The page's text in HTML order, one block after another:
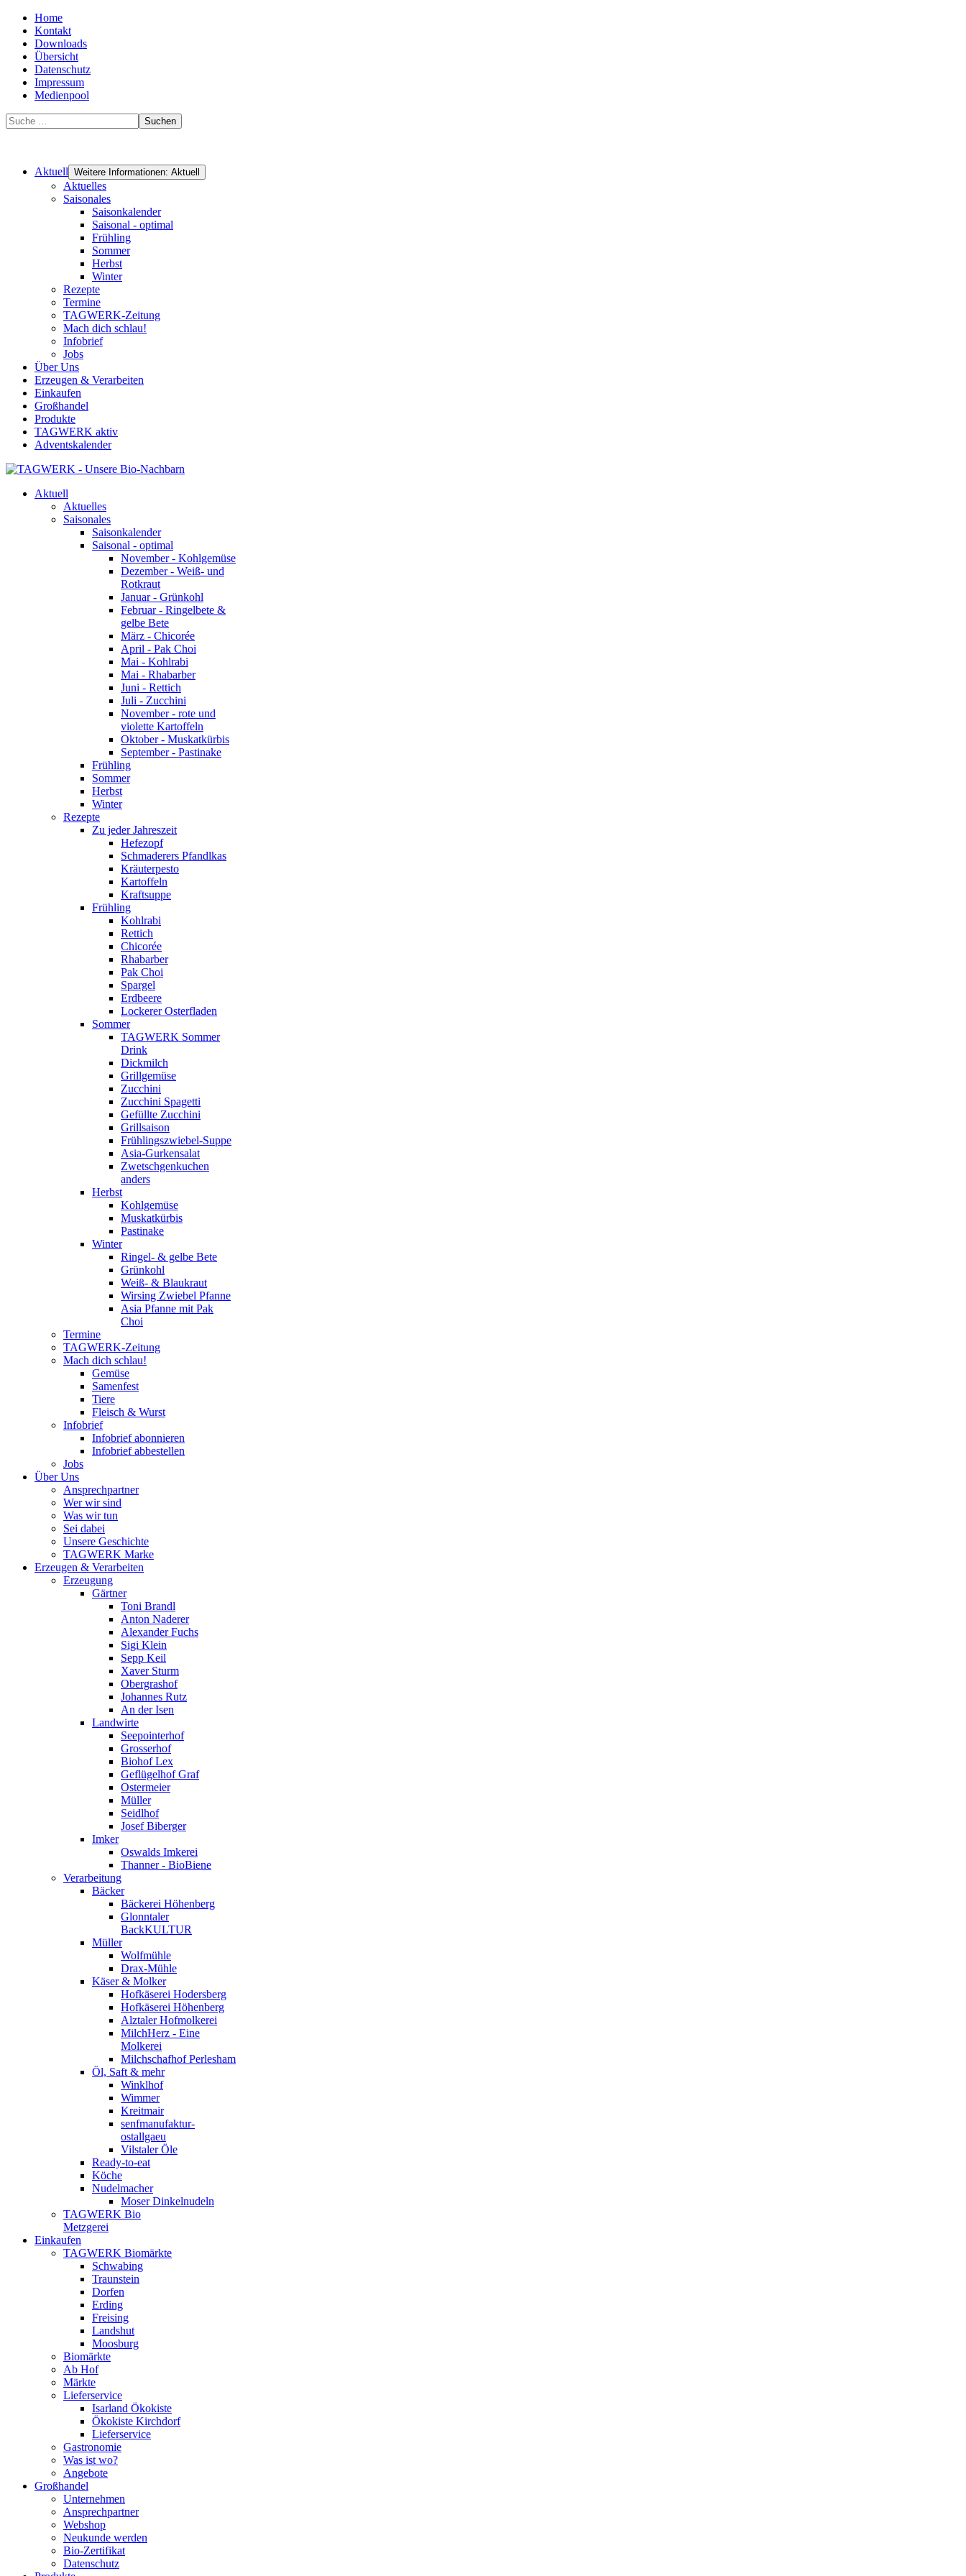
Home
Kontakt
Downloads
Übersicht
Datenschutz
Impressum
Medienpool
Suchen
Aktuell Weitere Informationen: Aktuell
Aktuelles
Saisonales
Saisonkalender
Saisonal - optimal
Frühling
Sommer
Herbst
Winter
Rezepte
Termine
TAGWERK-Zeitung
Mach dich schlau!
Infobrief
Jobs
Über Uns
Erzeugen & Verarbeiten
Einkaufen
Großhandel
Produkte
TAGWERK aktiv
Adventskalender
Aktuell
Aktuelles
Saisonales
Saisonkalender
Saisonal - optimal
November - Kohlgemüse
Dezember - Weiß- und
Rotkraut
Januar - Grünkohl
Februar - Ringelbete &
gelbe Bete
März - Chicorée
April - Pak Choi
Mai - Kohlrabi
Mai - Rhabarber
Juni - Rettich
Juli - Zucchini
November - rote und
violette Kartoffeln
Oktober - Muskatkürbis
September - Pastinake
Frühling
Sommer
Herbst
Winter
Rezepte
Zu jeder Jahreszeit
Hefezopf
Schmaderers Pfandlkas
Kräuterpesto
Kartoffeln
Kraftsuppe
Frühling
Kohlrabi
Rettich
Chicorée
Rhabarber
Pak Choi
Spargel
Erdbeere
Lockerer Osterfladen
Sommer
TAGWERK Sommer
Drink
Dickmilch
Grillgemüse
Zucchini
Zucchini Spagetti
Gefüllte Zucchini
Grillsaison
Frühlingszwiebel-Suppe
Asia-Gurkensalat
Zwetschgenkuchen
anders
Herbst
Kohlgemüse
Muskatkürbis
Pastinake
Winter
Ringel- & gelbe Bete
Grünkohl
Weiß- & Blaukraut
Wirsing Zwiebel Pfanne
Asia Pfanne mit Pak
Choi
Termine
TAGWERK-Zeitung
Mach dich schlau!
Gemüse
Samenfest
Tiere
Fleisch & Wurst
Infobrief
Infobrief abonnieren
Infobrief abbestellen
Jobs
Über Uns
Ansprechpartner
Wer wir sind
Was wir tun
Sei dabei
Unsere Geschichte
TAGWERK Marke
Erzeugen & Verarbeiten
Erzeugung
Gärtner
Toni Brandl
Anton Naderer
Alexander Fuchs
Sigi Klein
Sepp Keil
Xaver Sturm
Obergrashof
Johannes Rutz
An der Isen
Landwirte
Seepointerhof
Grosserhof
Biohof Lex
Geflügelhof Graf
Ostermeier
Müller
Seidlhof
Josef Biberger
Imker
Oswalds Imkerei
Thanner - BioBiene
Verarbeitung
Bäcker
Bäckerei Höhenberg
Glonntaler
BackKULTUR
Müller
Wolfmühle
Drax-Mühle
Käser & Molker
Hofkäserei Hodersberg
Hofkäserei Höhenberg
Alztaler Hofmolkerei
MilchHerz - Eine
Molkerei
Milchschafhof Perlesham
Öl, Saft & mehr
Winklhof
Wimmer
Kreitmair
senfmanufaktur-
ostallgaeu
Vilstaler Öle
Ready-to-eat
Köche
Nudelmacher
Moser Dinkelnudeln
TAGWERK Bio
Metzgerei
Einkaufen
TAGWERK Biomärkte
Schwabing
Traunstein
Dorfen
Erding
Freising
Landshut
Moosburg
Biomärkte
Ab Hof
Märkte
Lieferservice
Isarland Ökokiste
Ökokiste Kirchdorf
Lieferservice
Gastronomie
Was ist wo?
Angebote
Großhandel
Unternehmen
Ansprechpartner
Webshop
Neukunde werden
Bio-Zertifikat
Datenschutz